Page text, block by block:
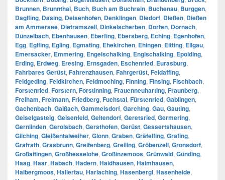
Brunnen, Brunnthal, Buch, Buch am Buchrain, Buchenau, Burggen,
Daglfing, Dasing, Deisenhofen, Denklingen, Diedorf, Dießen, Dießen
am Ammersee, Dietramszell, Dinkelscherben, Dorfen, Dornach,
Dünzelbach, Ebenhausen, Eberfing, Ebersberg, Eching, Egenhofen,
Egg, Eglfing, Egling, Egmating, Ehekirchen, Ehingen, Eitting, Ellgau,
Emersacker, Emmering, Engelschalking, Englschalking, Epolding,
Erding, Erdweg, Eresing, Ernsgaden, Eschenried, Eurasburg,
Fahrbares Gerüst, Fahrenzhausen, Fahrgerüst, Feldaffing,
Feldgeding, Feldkirchen, Feldmoching, Finning, Finsing, Fischbach,
Forstenried, Forstern, Forstinning, Frauenneuharting, Fraunberg,
Freiham, Freimann, Friedberg, Fuchstal, Fürstenried, Gablingen,
Gachenbach, Gaißach, Gammelsdorf, Garching, Gau, Gauting,
Geiselgasteig, Geisenfeld, Geltendorf, Geretsried, Germering,
Gernlinden, Gerolsbach, Gersthofen, Gerüst, Gessertshausen,
Gilching, Gleißentalweiher, Glonn, Graben, Gräfelfing, Grafing,
Grafrath, Grasbrunn, Greifenberg, Greiling, Gröbenzell, Gronsdorf,
Großaitingen, Großhesselohe, Großinzemoos, Grünwald, Günding,
Haag, Haar, Habach, Hadern, Haidhausen, Haimhausen,
Halbergmoos, Hallertau, Harlaching, Hasenbergl, Hasenheide,